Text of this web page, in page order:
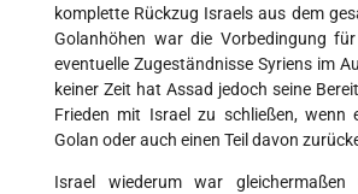
komplette Rückzug Israels aus dem
Golanhöhen war die Vorbedingung
eventuelle Zugeständnisse Syriens im
keiner Zeit hat Assad jedoch seine
Frieden mit Israel zu schließen, wenn
Golan oder auch einen Teil davon
Israel wiederum war gleichermaßen